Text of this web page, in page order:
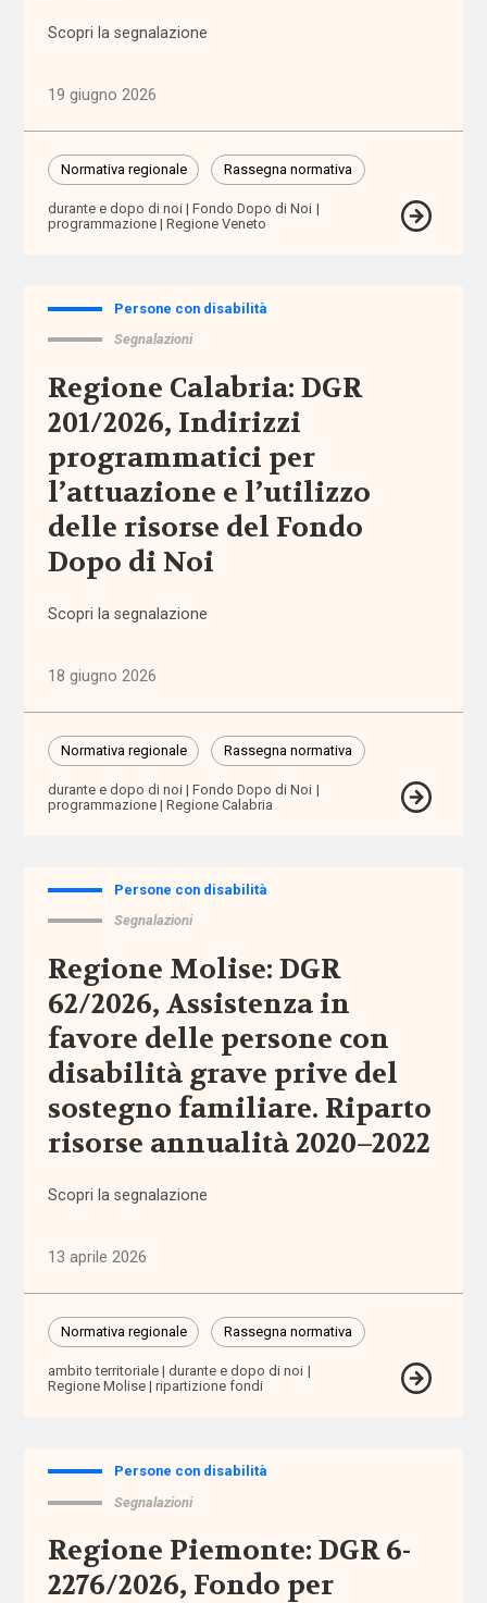
europea
nazionale
Normativa
Punti
Rassegna
normativa
Spazio ai
promotori
i tag
abbandono
aborto
accertamento
accesso
servizi
accoglienza
accomodamenti
ragionevoli
accreditamento
Acli
Acri
ADI
adozione
internazionale
Scopri la segnalazione
19 giugno 2026
Normativa regionale Rassegna normativa
durante e dopo di noi
Fondo Dopo di Noi
programmazione
Regione Veneto
Persone con disabilità
Segnalazioni
Regione Calabria: DGR
201/2026, Indirizzi
programmatici per
l’attuazione e l’utilizzo
delle risorse del Fondo
Dopo di Noi
Scopri la segnalazione
18 giugno 2026
Normativa regionale Rassegna normativa
durante e dopo di noi
Fondo Dopo di Noi
programmazione
Regione Calabria
Persone con disabilità
Segnalazioni
Regione Molise: DGR
62/2026, Assistenza in
favore delle persone con
disabilità grave prive del
sostegno familiare. Riparto
risorse annualità 2020–2022
Scopri la segnalazione
13 aprile 2026
Normativa regionale Rassegna normativa
ambito territoriale
durante e dopo di noi
Regione Molise
ripartizione fondi
Persone con disabilità
Segnalazioni
Regione Piemonte: DGR 6-
2276/2026, Fondo per